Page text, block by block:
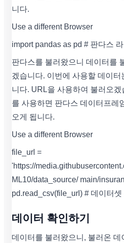
니다.
Use a different Browser
import pandas as pd # 판다스
판다스를 불러왔으니 데이터를
겠습니다. 이번에 사용할 데이
니다. URL을 사용하여 불러오
를 사용하면 판다스 데이터프레
오게 됩니다.
Use a different Browser
file_url =
'https://
ML10/data_source/ main/
pd.read_csv(file_url) # 데이터셋
데이터 확인하기
데이터를 불러왔으니, 불러온 데